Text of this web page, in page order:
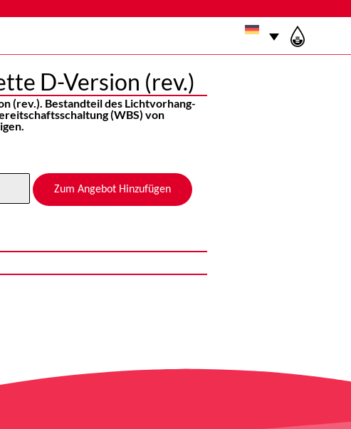
D-Version (rev.)
(rev.). Bestandteil des Lichtvorhang-
(WBS) von
Zum Angebot Hinzufügen